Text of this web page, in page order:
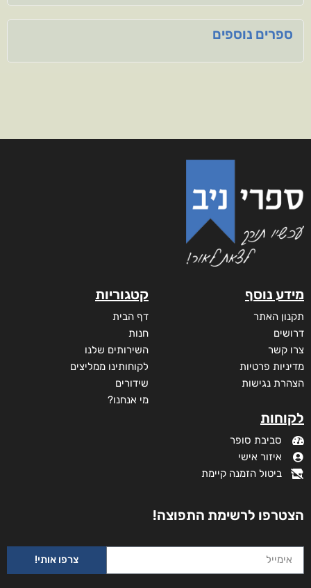
ספרים נוספים
מידע נוסף
תקנון האתר
דרושים
צרו קשר
מדיניות פרטיות
הצהרת נגישות
לקוחות
סביבת סופר
איזור אישי
ביטול הזמנה קיימת
קטגוריות
דף הבית
חנות
השירותים שלנו
לקוחותינו ממליצים
שידורים
מי אנחנו?
הצטרפו לרשימת התפוצה!
צרפו אותי!